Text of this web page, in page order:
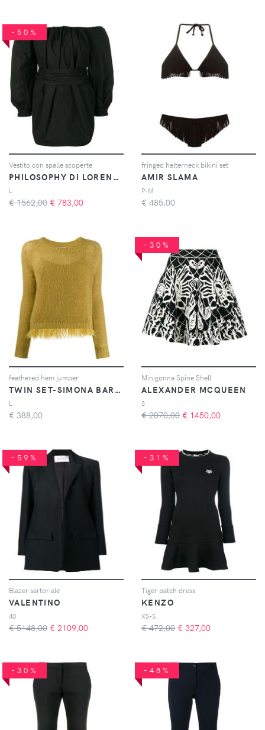
-50%
Vestito con spalle scoperte
PHILOSOPHY DI LORENZO SERAFINI
L
€ 1562,00 € 783,00
fringed halterneck bikini set
AMIR SLAMA
P-M
€ 485,00
feathered hem jumper
TWIN SET-SIMONA BARBIERI
L
€ 388,00
-30%
Minigonna Spine Shell
ALEXANDER MCQUEEN
S
€ 2070,00 € 1450,00
-59%
Blazer sartoriale
VALENTINO
40
€ 5148,00 € 2109,00
-31%
Tiger patch dress
KENZO
XS-S
€ 472,00 € 327,00
-30% -48%